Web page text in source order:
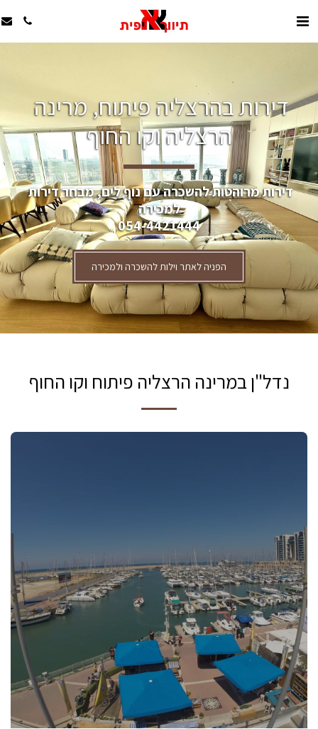
דירות בהרצליה פיתוח, מרינה
הרצליה וקו החוף
דירות מרוהטות להשכרה עם נוף לים, מבחר דירות
למכירה
054-4421444
הפניה לאתר וילות להשכרה ולמכירה
נדל"ן במרינה הרצליה פיתוח וקו החוף